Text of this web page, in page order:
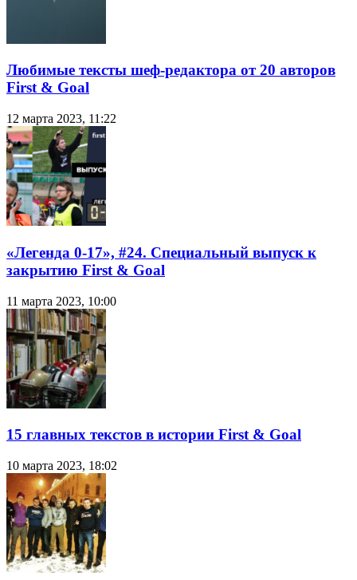
Любимые тексты шеф-редактора от 20 авторов
First & Goal
12 марта 2023, 11:22
«Легенда 0-17», #24. Специальный выпуск к
закрытию First & Goal
11 марта 2023, 10:00
15 главных текстов в истории First & Goal
10 марта 2023, 18:02